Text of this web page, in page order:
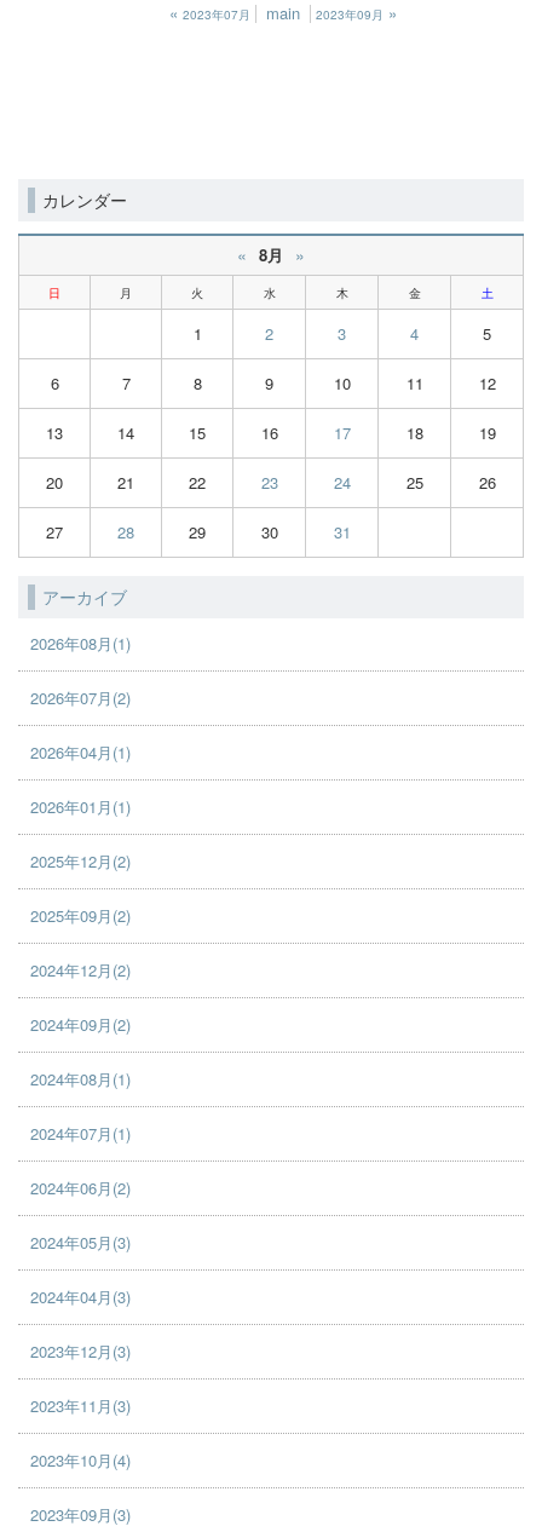
« 2023年07月 main 2023年09月 »
カレンダー
« 8月 »
日 月 火 水 木 金 土
1 2 3 4 5
6 7 8 9 10 11 12
13 14 15 16 17 18 19
20 21 22 23 24 25 26
27 28 29 30 31
アーカイブ
2026年08月(1)
2026年07月(2)
2026年04月(1)
2026年01月(1)
2025年12月(2)
2025年09月(2)
2024年12月(2)
2024年09月(2)
2024年08月(1)
2024年07月(1)
2024年06月(2)
2024年05月(3)
2024年04月(3)
2023年12月(3)
2023年11月(3)
2023年10月(4)
2023年09月(3)